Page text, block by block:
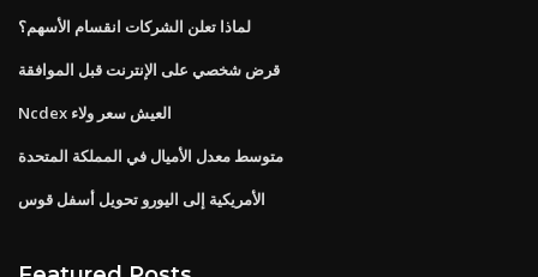
لماذا تعلن الشركات انقسام الأسهم؟
قرض شخصي على الإنترنت قبل الموافقة
Ncdex العيش سعر ولاء
متوسط ​​معدل الأميال في المملكة المتحدة
الأمريكية إلى اليورو تحويل أسفل قوس